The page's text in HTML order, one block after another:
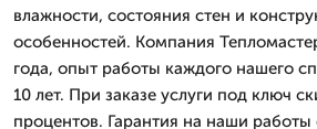
влажности, состояния стен и
особенностей. Компания
года, опыт работы каждого нашего
10 лет. При заказе услуги под ключ
процентов. Гарантия на наши работы